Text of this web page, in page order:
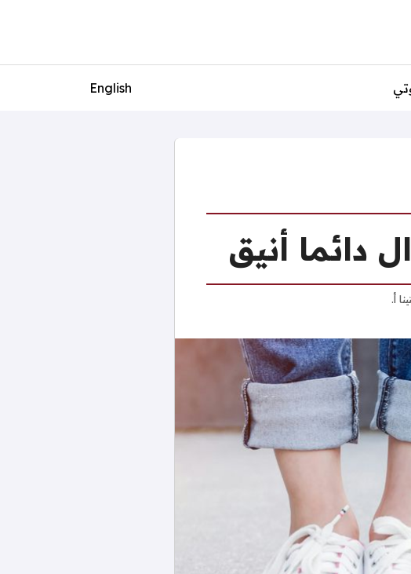
English
دائما أنيق
أ.